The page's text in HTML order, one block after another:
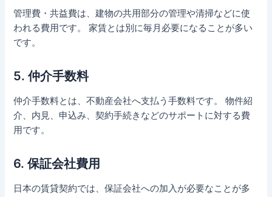
管理費・共益費は、建物の共用部分の管理や清掃などに使
われる費用です。 家賃とは別に毎月必要になることが多い
です。
5. 仲介手数料
仲介手数料とは、不動産会社へ支払う手数料です。 物件紹
介、内見、申込み、契約手続きなどのサポートに対する費
用です。
6. 保証会社費用
日本の賃貸契約では、保証会社への加入が必要なことが多